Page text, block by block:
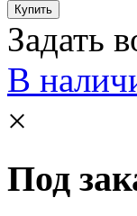
Задать
В
×
Под